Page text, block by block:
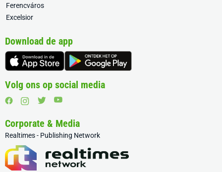
Ferencváros
Excelsior
Download de app
Volg ons op social media
Corporate & Media
Realtimes - Publishing Network